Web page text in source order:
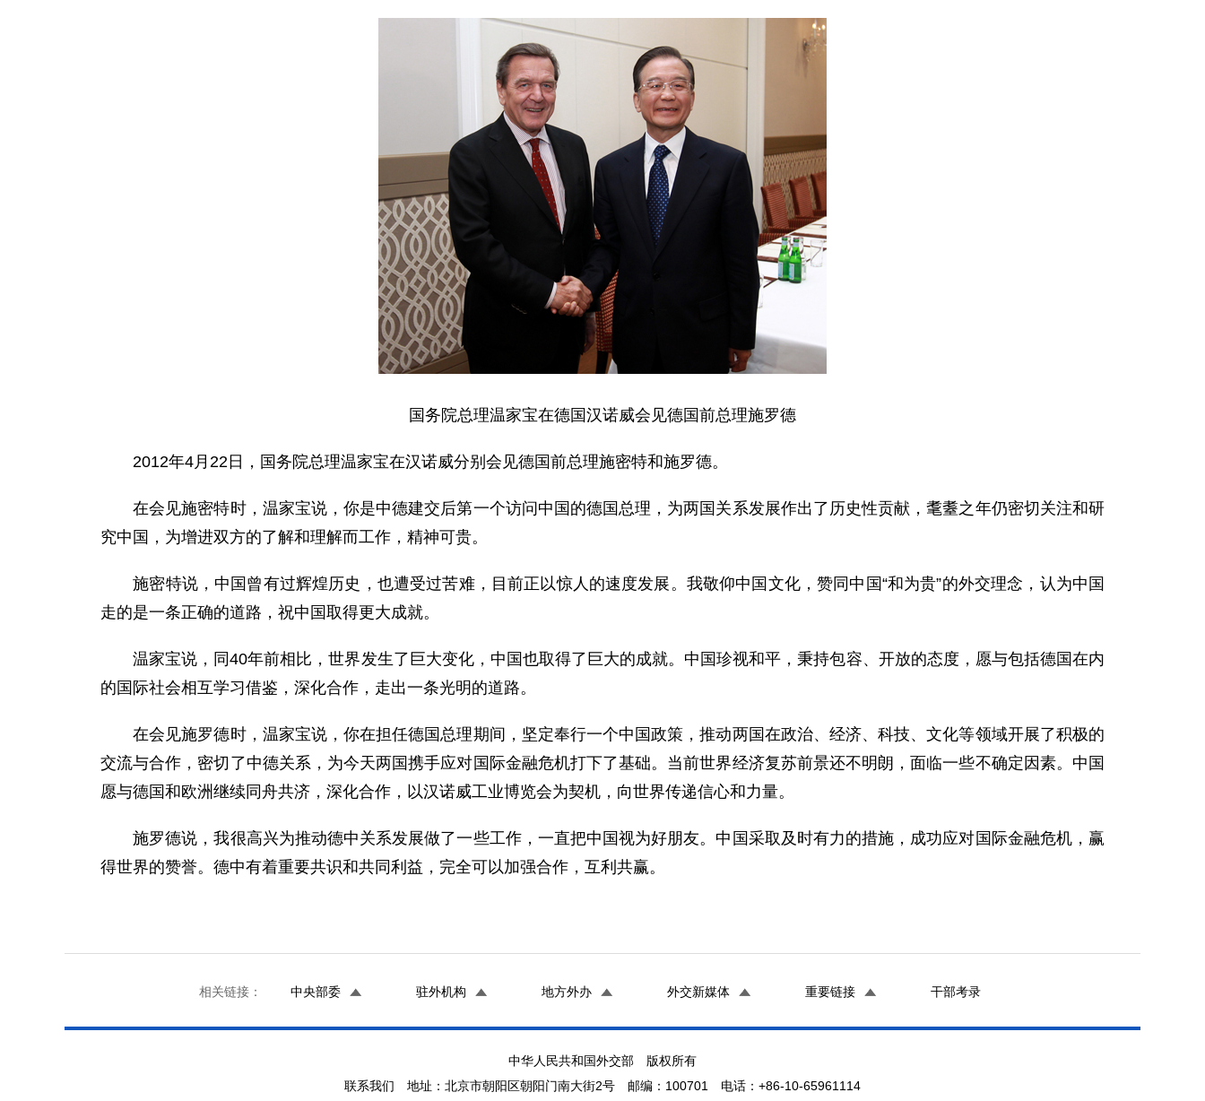
国务院总理温家宝在德国汉诺威会见德国前总理施罗德
2012年4月22日，国务院总理温家宝在汉诺威分别会见德国前总理施密特和施罗德。
在会见施密特时，温家宝说，你是中德建交后第一个访问中国的德国总理，为两国关系发展作出了历史性贡献，耄耋之年仍密切关注和研
究中国，为增进双方的了解和理解而工作，精神可贵。
施密特说，中国曾有过辉煌历史，也遭受过苦难，目前正以惊人的速度发展。我敬仰中国文化，赞同中国“和为贵”的外交理念，认为中国
走的是一条正确的道路，祝中国取得更大成就。
温家宝说，同40年前相比，世界发生了巨大变化，中国也取得了巨大的成就。中国珍视和平，秉持包容、开放的态度，愿与包括德国在内
的国际社会相互学习借鉴，深化合作，走出一条光明的道路。
在会见施罗德时，温家宝说，你在担任德国总理期间，坚定奉行一个中国政策，推动两国在政治、经济、科技、文化等领域开展了积极的
交流与合作，密切了中德关系，为今天两国携手应对国际金融危机打下了基础。当前世界经济复苏前景还不明朗，面临一些不确定因素。中国
愿与德国和欧洲继续同舟共济，深化合作，以汉诺威工业博览会为契机，向世界传递信心和力量。
施罗德说，我很高兴为推动德中关系发展做了一些工作，一直把中国视为好朋友。中国采取及时有力的措施，成功应对国际金融危机，赢
得世界的赞誉。德中有着重要共识和共同利益，完全可以加强合作，互利共赢。
相关链接： 中央部委 驻外机构 地方外办 外交新媒体 重要链接 干部考录
中华人民共和国外交部 版权所有
联系我们 地址：北京市朝阳区朝阳门南大街2号 邮编：100701 电话：+86-10-65961114